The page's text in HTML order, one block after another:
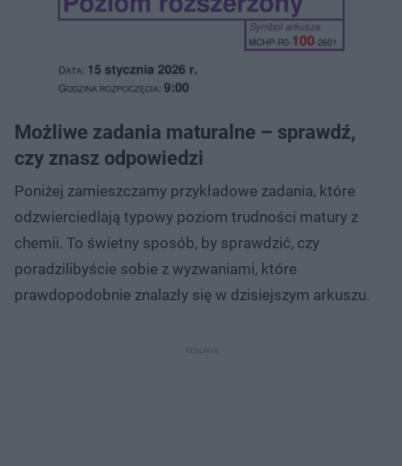
Możliwe zadania maturalne – sprawdź,
czy znasz odpowiedzi
Poniżej zamieszczamy przykładowe zadania, które
odzwierciedlają typowy poziom trudności matury z
chemii. To świetny sposób, by sprawdzić, czy
poradzilibyście sobie z wyzwaniami, które
prawdopodobnie znalazły się w dzisiejszym arkuszu.